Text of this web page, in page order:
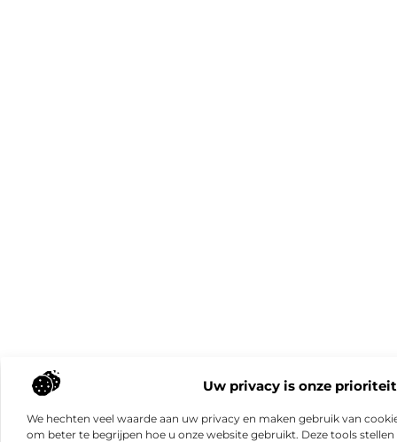
Uw privacy is onze prioriteit
We hechten veel waarde aan uw privacy en maken gebruik van
om beter te begrijpen hoe u onze website gebruikt. Deze tools